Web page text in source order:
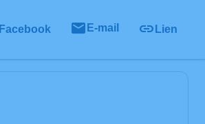
Facebook E-mail Lien